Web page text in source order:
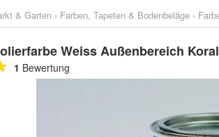
& Garten › Farben, Tapeten & Bodenbeläge ›
Weiss Außenbereich
1 Bewertung